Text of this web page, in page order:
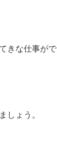
きな仕事がで
しょう。